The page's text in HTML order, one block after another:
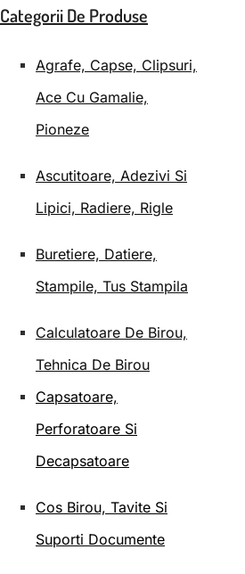
Categorii De Produse
Agrafe, Capse, Clipsuri,
Ace Cu Gamalie,
Pioneze
Ascutitoare, Adezivi Si
Lipici, Radiere, Rigle
Buretiere, Datiere,
Stampile, Tus Stampila
Calculatoare De Birou,
Tehnica De Birou
Capsatoare,
Perforatoare Si
Decapsatoare
Cos Birou, Tavite Si
Suporti Documente